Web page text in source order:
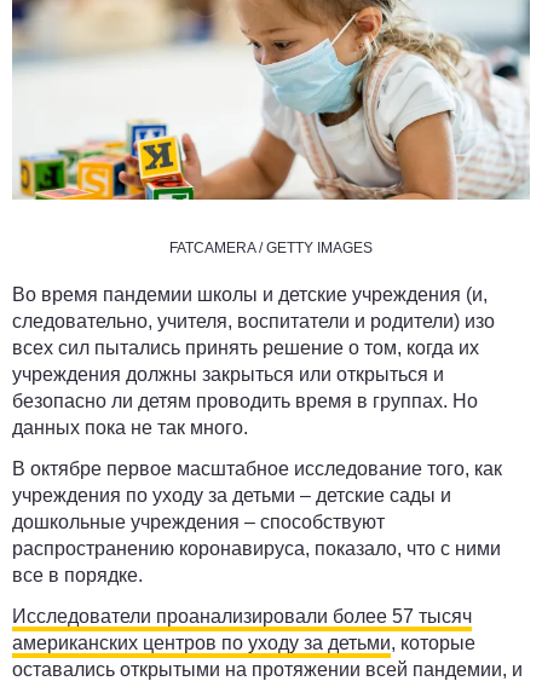
FATCAMERA / GETTY IMAGES
Во время пандемии школы и детские учреждения (и,
следовательно, учителя, воспитатели и родители) изо
всех сил пытались принять решение о том, когда их
учреждения должны закрыться или открыться и
безопасно ли детям проводить время в группах. Но
данных пока не так много.
В октябре первое масштабное исследование того, как
учреждения по уходу за детьми – детские сады и
дошкольные учреждения – способствуют
распространению коронавируса, показало, что с ними
все в порядке.
Исследователи проанализировали более 57 тысяч
американских центров по уходу за детьми, которые
оставались открытыми на протяжении всей пандемии, и